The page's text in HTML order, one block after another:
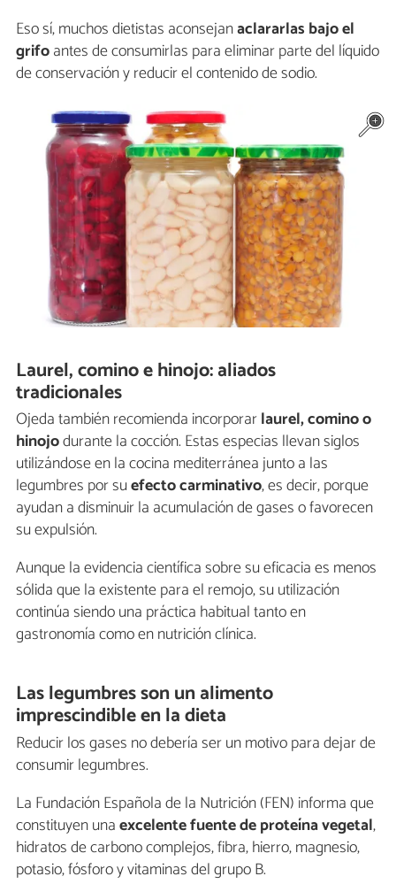
Eso sí, muchos dietistas aconsejanaclararlas bajo el
grifoantes de consumirlas para eliminar parte del líquido
de conservación y reducir el contenido de sodio.
Laurel, comino e hinojo: aliados
tradicionales
Ojeda también recomienda incorporarlaurel, comino o
hinojodurante la cocción. Estas especias llevan siglos
utilizándose en la cocina mediterránea junto a las
legumbres por suefecto carminativo, es decir, porque
ayudan a disminuir la acumulación de gases o favorecen
su expulsión.
Aunque la evidencia científica sobre su eficacia es menos
sólida que la existente para el remojo, su utilización
continúa siendo una práctica habitual tanto en
gastronomía como en nutrición clínica.
Las legumbres son un alimento
imprescindible en la dieta
Reducir los gases no debería ser un motivo para dejar de
consumir legumbres.
La Fundación Española de la Nutrición (FEN) informa que
constituyen unaexcelente fuente de proteína vegetal,
hidratos de carbono complejos, fibra, hierro, magnesio,
potasio, fósforo y vitaminas del grupo B.